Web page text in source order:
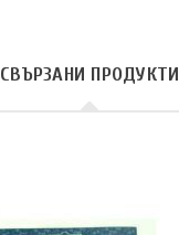
СВЪРЗАНИ ПРОДУКТИ